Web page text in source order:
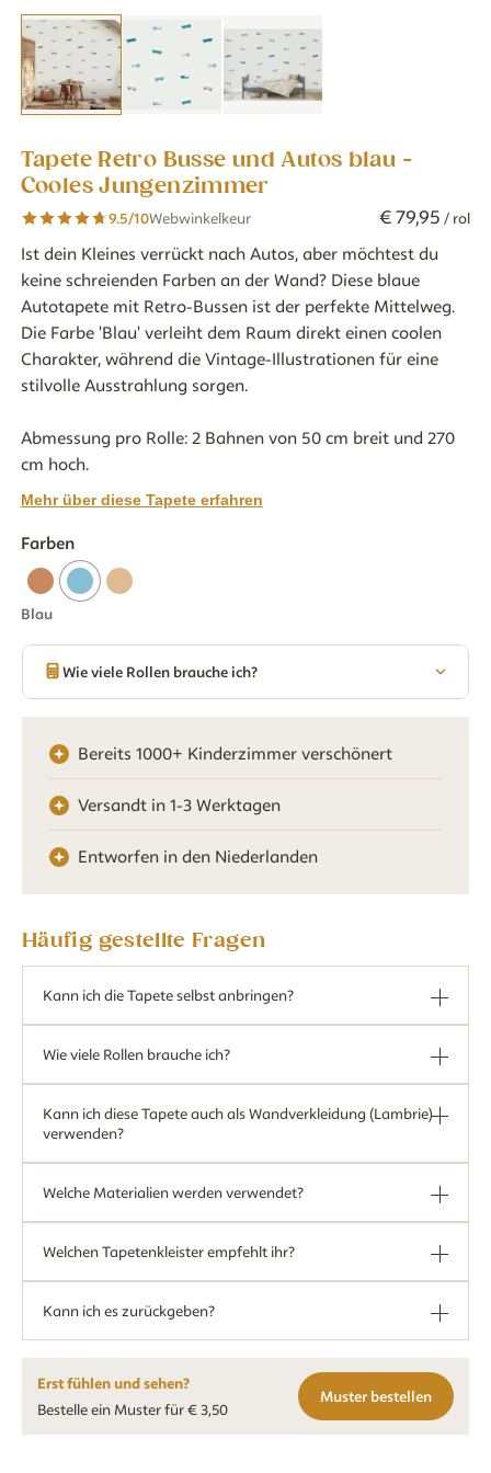
Tapete Retro Busse und Autos blau -
Cooles Jungenzimmer
9.5/10Webwinkelkeur €79,95 / rol
Ist dein Kleines verrückt nach Autos, aber möchtest du
keine schreienden Farben an der Wand? Diese blaue
Autotapete mit Retro-Bussen ist der perfekte Mittelweg.
Die Farbe 'Blau' verleiht dem Raum direkt einen coolen
Charakter, während die Vintage-Illustrationen für eine
stilvolle Ausstrahlung sorgen.
Abmessung pro Rolle: 2 Bahnen von 50 cm breit und 270
cm hoch.
Mehr über diese Tapete erfahren
Farben
Blau
Wie viele Rollen brauche ich?
Bereits 1000+ Kinderzimmer verschönert
Versandt in 1-3 Werktagen
Entworfen in den Niederlanden
Häufig gestellte Fragen
Kann ich die Tapete selbst anbringen?
Wie viele Rollen brauche ich?
Kann ich diese Tapete auch als Wandverkleidung (Lambrie)
verwenden?
Welche Materialien werden verwendet?
Welchen Tapetenkleister empfehlt ihr?
Kann ich es zurückgeben?
Erst fühlen und sehen?
Bestelle ein Muster für € 3,50
Muster bestellen